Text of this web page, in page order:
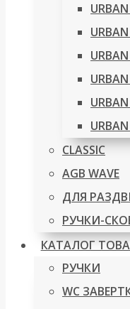
CLASSIC
AGB WAVE
ДЛЯ
РУЧКИ-
КАТАЛОГ
РУЧКИ
WC